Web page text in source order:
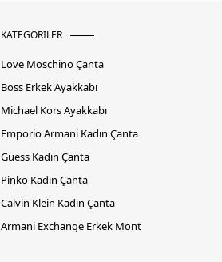
KATEGORİLER
Love Moschino Çanta
Boss Erkek Ayakkabı
Michael Kors Ayakkabı
Emporio Armani Kadın Çanta
Guess Kadın Çanta
Pinko Kadın Çanta
Calvin Klein Kadın Çanta
Armani Exchange Erkek Mont